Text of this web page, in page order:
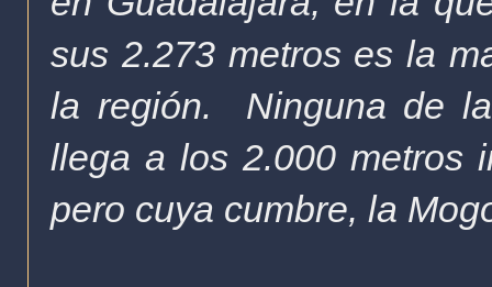
sus 2.273 metros es la
la región. Ninguna de
llega a los 2.000 metros
pero cuya cumbre, la